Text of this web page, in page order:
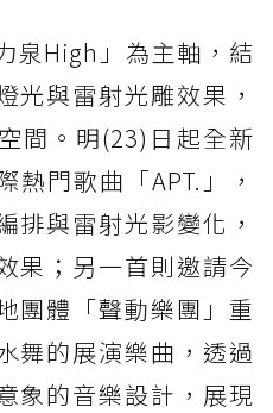
泉High」為主軸，結
光與雷射光雕效果，
間。明(23)日起全新
熱門歌曲「APT.」，
排與雷射光影變化，
果；另一首則邀請今
團體「聲動樂團」重
舞的展演樂曲，透過
象的音樂設計，展現